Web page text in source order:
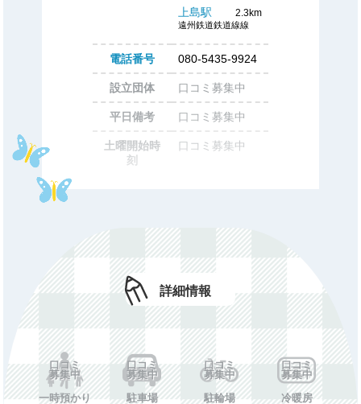
上島駅 2.3km
遠州鉄道鉄道線線
電話番号 080-5435-9924
設立団体 口コミ募集中
平日備考 口コミ募集中
土曜開始時
刻
口コミ募集中
長期休備考 口コミ募集中
休所日 口コミ募集中
初期費用 口コミ募集中
年額費用 口コミ募集中
費用備考 口コミ募集中
ホームペー
ジ
口コミ募集中
詳細情報
口コミ
募集中
一時預かり
口コミ
募集中
駐車場
口コミ
募集中
駐輪場
口コミ
募集中
冷暖房